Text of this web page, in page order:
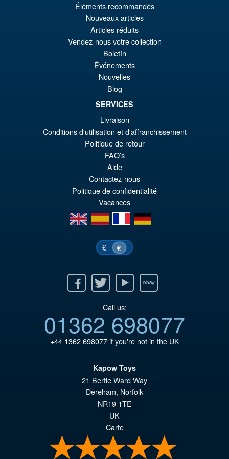
VORBESTELLUNGEN
S.H.Figuarts Dragon Ball Z
Frieza Fourth Form Action
Figure ( New Sculpt )
VORBESTELLUNGEN
Éléments recommandés
Nouveaux articles
Articles réduits
Vendez-nous votre collection
Boletín
Événements
Nouvelles
Blog
SERVICES
Livraison
Conditions d'utilisation et d'affranchissement
Politique de retour
FAQ’s
Aide
Contactez-nous
Politique de confidentialité
Vacances
en
es fr de
£ €
Twitter Youtube Ebay
Call us:
01362 698077
+44 1362 698077if you're not in the UK
Kapow Toys
21 Bertie Ward Way
Dereham, Norfolk
NR19 1TE
UK
Carte